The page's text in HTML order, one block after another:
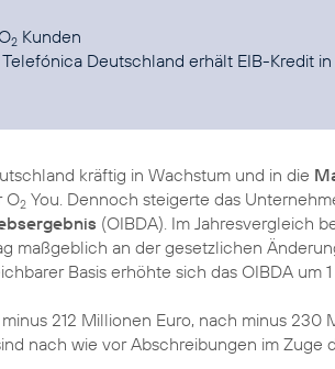
2 Kunden
Deutschland erhält EIB-Kredit
kräftig in Wachstum und in die
O2 You. Dennoch steigerte das
(OIBDA). Im Jahresvergleich
maßgeblich an der gesetzlichen
Basis erhöhte sich das OIBDA um
212 Millionen Euro, nach minus 230
nach wie vor Abschreibungen im Zuge